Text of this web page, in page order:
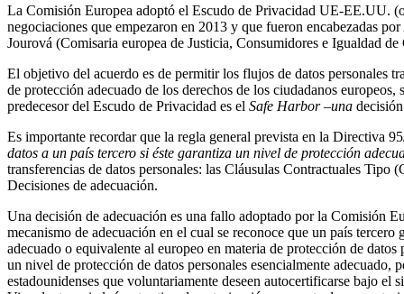
La Comisión Europea adoptó el Escudo de Privacidad UE-EE.UU.
negociaciones que empezaron en 2013 y que fueron encabezadas
Jourová (Comisaria europea de Justicia, Consumidores e Igualdad
El objetivo del acuerdo es de permitir los flujos de datos personales
de protección adecuado de los derechos de los ciudadanos
predecesor del Escudo de Privacidad es el Safe Harbor –una
Es importante recordar que la regla general prevista en la Directiva
datos a un país tercero si éste garantiza un nivel de protección
transferencias de datos personales: las Cláusulas Contractuales
Decisiones de adecuación.
Una decisión de adecuación es una fallo adoptado por la Comisión
mecanismo de adecuación en el cual se reconoce que un país tercero
adecuado o equivalente al europeo en materia de protección de
un nivel de protección de datos personales esencialmente
estadounidenses que voluntariamente deseen autocertificarse bajo